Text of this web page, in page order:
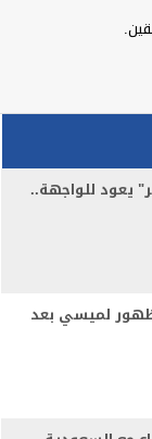
يعود للواجهة..
ظهور لميسي بعد